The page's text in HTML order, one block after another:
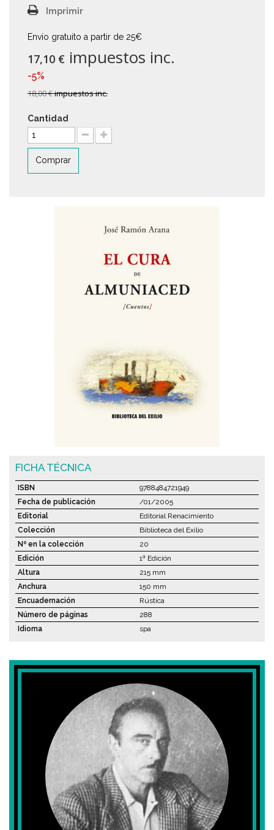
Imprimir
Envío gratuito a partir de 25€
17,10 € impuestos inc.
-5%
18,00 €impuestos inc.
Cantidad
Comprar
FICHA TÉCNICA
ISBN
9788484721949
Fecha de publicación
/01/2005
Editorial
Editorial Renacimiento
Colección
Biblioteca del Exilio
Nº en la colección
20
Edición
1ª Edición
Altura
215 mm
Anchura
150 mm
Encuadernación
Rústica
Número de páginas
288
Idioma
spa